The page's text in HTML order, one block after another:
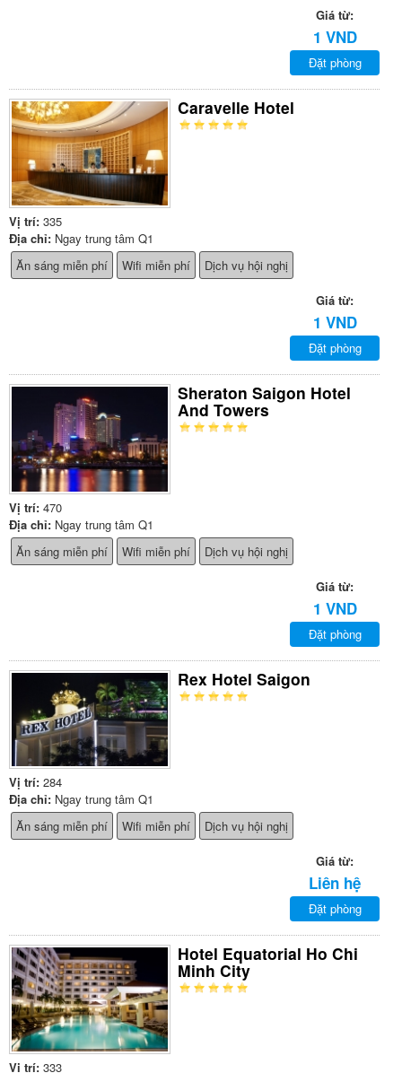
Giá từ:
1 VND
Đặt phòng
Caravelle Hotel
Vị trí: 335
Địa chỉ: Ngay trung tâm Q1
Ăn sáng miễn phí
Wifi miễn phí Dịch vụ hội nghị
Giá từ:
1 VND
Đặt phòng
Sheraton Saigon Hotel
And Towers
Vị trí: 470
Địa chỉ: Ngay trung tâm Q1
Ăn sáng miễn phí
Wifi miễn phí Dịch vụ hội nghị
Giá từ:
1 VND
Đặt phòng
Rex Hotel Saigon
Vị trí: 284
Địa chỉ: Ngay trung tâm Q1
Ăn sáng miễn phí
Wifi miễn phí Dịch vụ hội nghị
Giá từ:
Liên hệ
Đặt phòng
Hotel Equatorial Ho Chi
Minh City
Vị trí: 333